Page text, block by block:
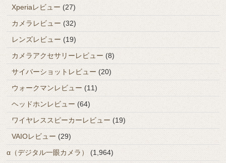
Xperiaレビュー (27)
カメラレビュー (32)
レンズレビュー (19)
カメラアクセサリーレビュー (8)
サイバーショットレビュー (20)
ウォークマンレビュー (11)
ヘッドホンレビュー (64)
ワイヤレススピーカーレビュー (19)
VAIOレビュー (29)
α（デジタル一眼カメラ）
(1,964)